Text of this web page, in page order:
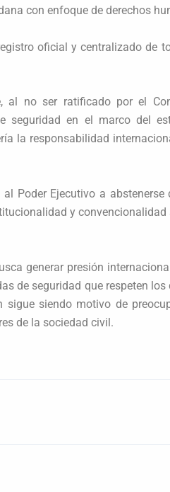
con enfoque de derechos
oficial y centralizado de
al no ser ratificado por el
seguridad en el marco del
la responsabilidad
Poder Ejecutivo a
y
generar presión
de seguridad que respeten
siendo motivo de
de la sociedad civil.